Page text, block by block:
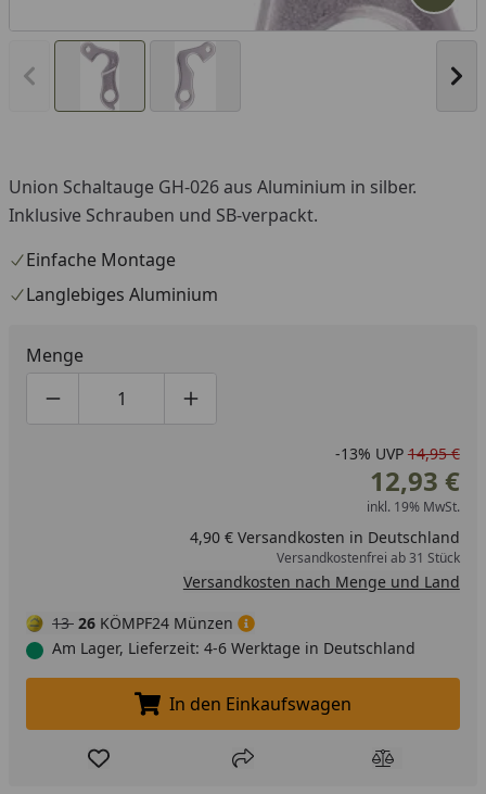
Vorheriges Bild anzeigen
Union Schaltauge GH-026 aus Aluminium in silber.
Inklusive Schrauben und SB-verpackt.
Einfache Montage
Langlebiges Aluminium
Menge
Produktmenge um eins verringern
Produktmenge manuell eingeben
Produktmenge um eins erhöhen
-13% UVP 14,95 €
12,93 €
inkl. 19% MwSt.
4,90 € Versandkosten in Deutschland
Versandkostenfrei ab 31 Stück
Versandkosten nach Menge und Land
13 26 KÖMPF24 Münzen
Am Lager, Lieferzeit: 4-6 Werktage in Deutschland
In den Einkaufswagen legen
In den Einkaufswagen
Produkt zur Wunschliste hinzufügen
Teilen Produkt